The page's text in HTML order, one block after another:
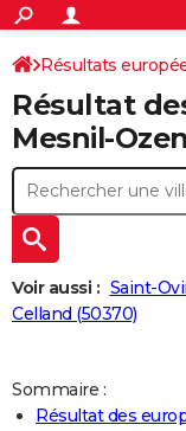
ACTUALITÉS
Politique
Société
Faits Divers
Education
Monde
Villes
+
SPORT
Coupe du monde 2026
Football
Tennis
Cyclisme
Rugby
Forum
Programme TV
TNT
Streaming
Cinéma
Sorties cinéma
Musique
+
FINANCE
Retraite
Impôts
Epargne
Immobilier
Risques naturels par
Banque
Assurance
Crédit
AUTO
Essais
Réserver un essai
Citadines
Berlines
SUV
Forum auto
+
HIGH-TECH
Mobiles
Meilleur smartphone
Internet
Ordinateurs
Jeux vidéo
Guide high-tech
+
BRICOLAGE
Guides de France
Escapades
Patrimoine
Expositions
Musées
Week-end nature
LIFESTYLE
Résultats
Résultat
Mesnil-
Voir aussi : Saint-
Celland (50370)
Sommaire :
Résultat des